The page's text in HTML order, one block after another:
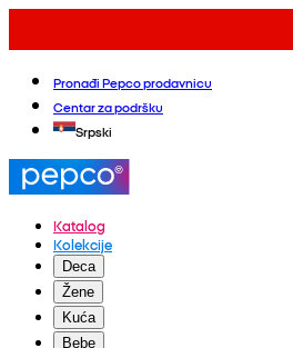
Pronađi Pepco prodavnicu
Centar za podršku
Srpski
Katalog
Kolekcije
Deca
Žene
Kuća
Bebe